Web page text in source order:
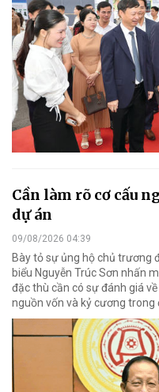
Cần làm rõ cơ cấu
dự án
09/08/2026 04:39
Bày tỏ sự ủng hộ chủ trương
biểu Nguyễn Trúc Sơn nhấn
đặc thù cần có sự đánh giá
nguồn vốn và kỷ cương trong